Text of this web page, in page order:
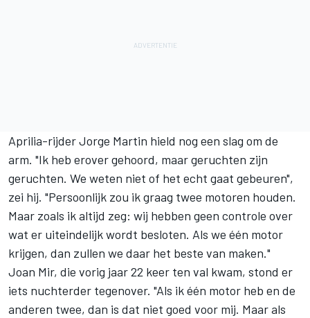
Aprilia-rijder Jorge Martin hield nog een slag om de
arm. "Ik heb erover gehoord, maar geruchten zijn
geruchten. We weten niet of het echt gaat gebeuren",
zei hij. "Persoonlijk zou ik graag twee motoren houden.
Maar zoals ik altijd zeg: wij hebben geen controle over
wat er uiteindelijk wordt besloten. Als we één motor
krijgen, dan zullen we daar het beste van maken."
Joan Mir, die vorig jaar 22 keer ten val kwam, stond er
iets nuchterder tegenover. "Als ik één motor heb en de
anderen twee, dan is dat niet goed voor mij. Maar als